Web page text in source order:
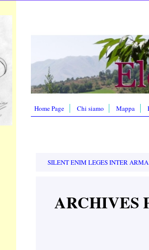
Home Page Chi siamo Mappa
SILENT ENIM LEGES INTER
ARCHIVES